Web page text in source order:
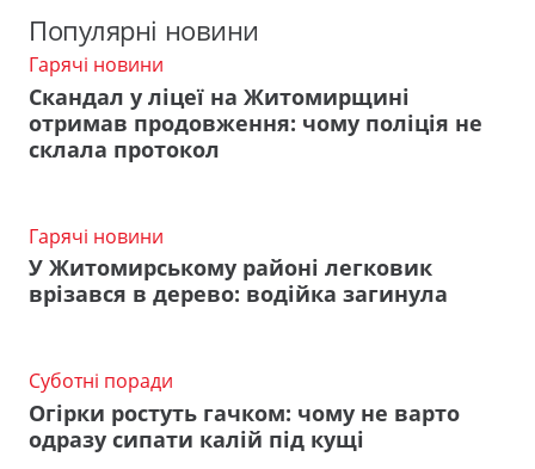
Популярні новини
Гарячі новини
Скандал у ліцеї на Житомирщині
отримав продовження: чому поліція не
склала протокол
Гарячі новини
У Житомирському районі легковик
врізався в дерево: водійка загинула
Суботні поради
Огірки ростуть гачком: чому не варто
одразу сипати калій під кущі